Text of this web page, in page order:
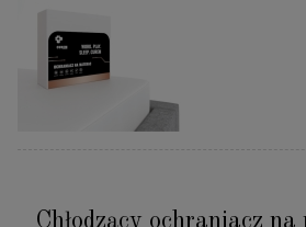
Chłodzący ochraniacz na